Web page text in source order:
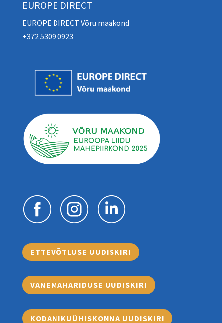
EUROPE DIRECT
EUROPE DIRECT Võru maakond
+372 5309 0923
ETTEVÕTLUSE UUDISKIRI
VANEMAHARIDUSE UUDISKIRI
KODANIKUÜHISKONNA UUDISKIRI